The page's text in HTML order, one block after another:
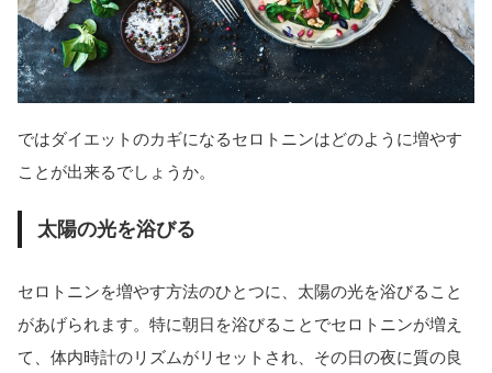
ではダイエットのカギになるセロトニンはどのように増やす
ことが出来るでしょうか。
太陽の光を浴びる
セロトニンを増やす方法のひとつに、太陽の光を浴びること
があげられます。特に朝日を浴びることでセロトニンが増え
て、体内時計のリズムがリセットされ、その日の夜に質の良